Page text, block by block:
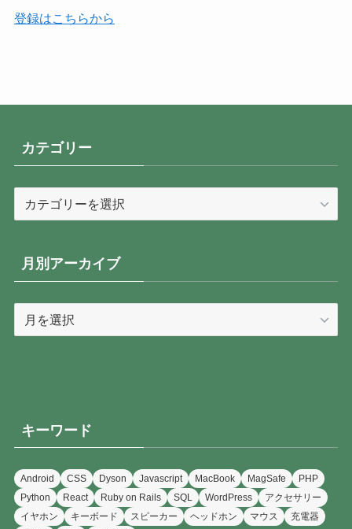
登録はこちらから
カテゴリー
リ
ー
月別アーカイブ
ブキーワード
Android CSS Dyson Javascript MacBook MagSafe
PHP
Python
React Ruby on Rails SQL WordPress
アクセサリー
イヤホン
キーボード スピーカー ヘッドホン マウス
充電器